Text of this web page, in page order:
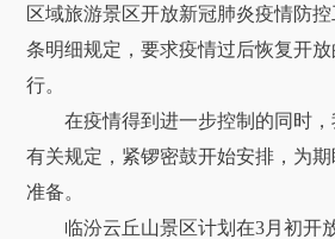
区域旅游景区开放新冠肺炎疫情防
条明细规定，要求疫情过后恢复开
行。
在疫情得到进一步控制的同时，
有关规定，紧锣密鼓开始安排，为
准备。
临汾云丘山景区计划在3月初开